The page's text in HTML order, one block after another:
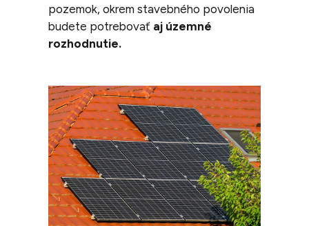
pozemok, okrem stavebného povolenia
budete potrebovať aj územné
rozhodnutie.